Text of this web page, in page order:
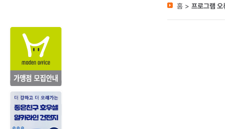
홈 > 프로그램 오